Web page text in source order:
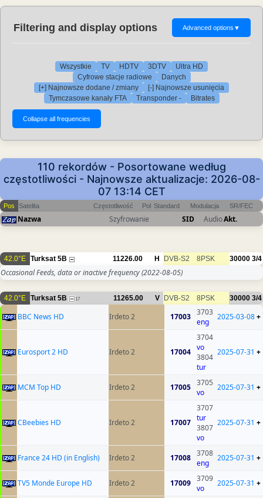
Filtering and display options Advanced options ▼
Wszystkie TV HDTV 3DTV
Ultra HD
Cyfrowe stacje radiowe
Danych
[+] Najnowsze dodane / zmiany
[-] Najnowsze usunięcia
Tymczasowe kanały FTA
Transponder - Bitrates
110 rekordów - Posortowane według
częstotliwości - Najnowsze aktualizacje: 2026-08-
07 13:14 CET
Pos Satelita Częstotliwość Pol Standard Modulacja SR/FEC
Nazwa Szyfrowanie SID AudioAkt.
42.0°E Turksat 5B 11226.00 H DVB-S2 8PSK 30000 3/4
Occasional Feeds, data or inactive frequency(2022-08-05)
42.0°E Turksat 5B 17 11265.00 V DVB-S2 8PSK 30000 3/4
BBC News HD Irdeto 2 17003
3703
eng
2025-03-08+
Eurosport 2 HD Irdeto 2 17004
3704
vo
3804
tur
2025-07-31 +
MCM Top HD Irdeto 2 17005
3705
vo
2025-07-31 +
CBeebies HD Irdeto 2 17007
3707
tur
3807
vo
2025-07-31 +
France 24 HD (in English) Irdeto 2 17008
3708
eng
2025-07-31 +
TV5 Monde Europe HD Irdeto 2 17009
3709
vo
2025-07-31 +